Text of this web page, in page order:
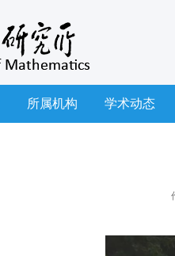
所属机构 学术动态